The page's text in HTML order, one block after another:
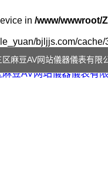
in /www/wwwroot/
bjljjs.com/
麻豆AV网站儀器儀表有限